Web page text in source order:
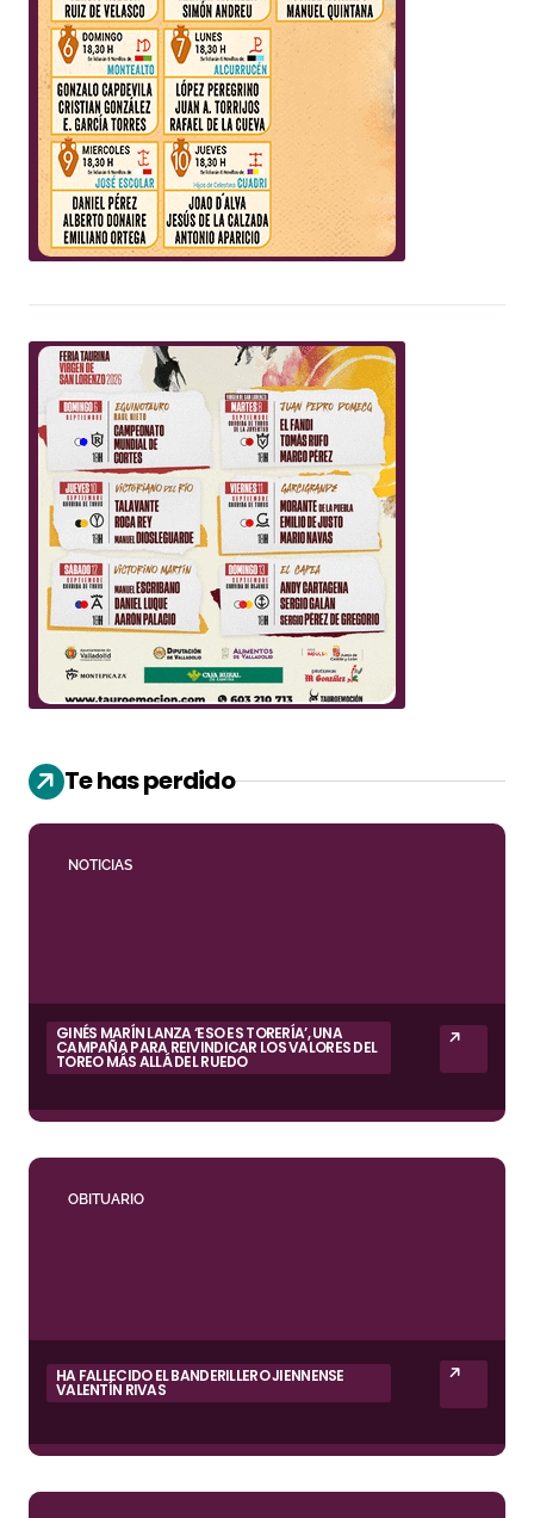
Te has perdido
NOTICIAS
GINÉS MARÍN LANZA ‘ESO ES TORERÍA’, UNA
CAMPAÑA PARA REIVINDICAR LOS VALORES DEL
TOREO MÁS ALLÁ DEL RUEDO
OBITUARIO
HA FALLECIDO EL BANDERILLERO JIENNENSE
VALENTÍN RIVAS